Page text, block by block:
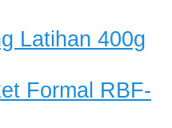
Latihan 400g
Formal RBF-